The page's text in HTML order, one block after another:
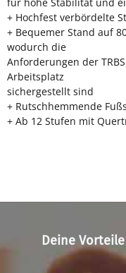
+ Hochfest verbördelte
+ Bequemer Stand auf
wodurch die
Anforderungen der
Arbeitsplatz
sichergestellt sind
+ Rutschhemmende
+ Ab 12 Stufen mit
Deine